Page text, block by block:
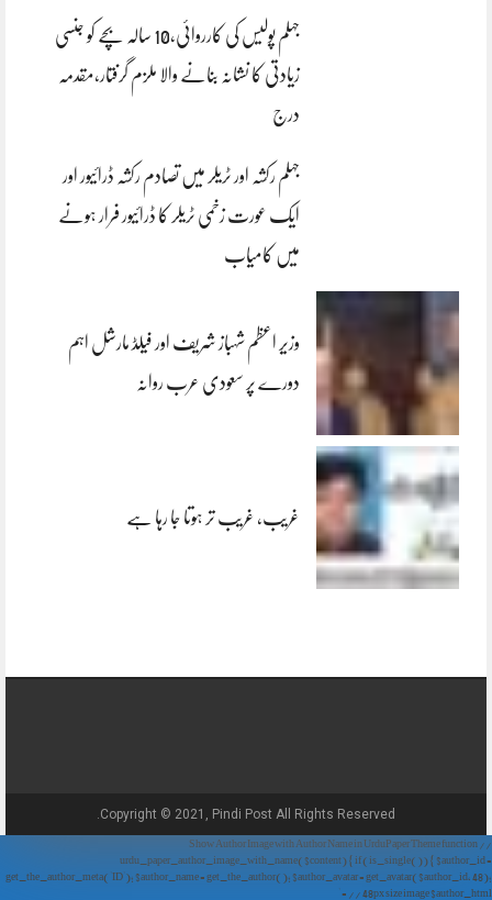
جہلم پولیس کی کارروائی،10 سالہ بچے کو جنسی
زیادتی کا نشانہ بنانے والا ملزم گرفتار،مقدمہ
درج
جہلم رکشہ اور ٹریلر میں تصادم رکشہ ڈرائیور اور
ایک عورت زخمی ٹریلر کا ڈرائیور فرار ہونے
میں کامیاب
وزیر اعظم شہباز شریف اور فیلڈ مارشل اہم
دورے پر سعودی عرب روانہ
غریب، غریب تر ہوتا جا رہا ہے
Copyright © 2021, Pindi Post All Rights Reserved.
// Show Author Image with Author Name in UrduPaper Theme function
urdu_paper_author_image_with_name($content) { if (is_single()) { $author_id =
get_the_author_meta('ID'); $author_name = get_the_author(); $author_avatar = get_avatar($author_id, 48);
// 48px size image $author_html = '